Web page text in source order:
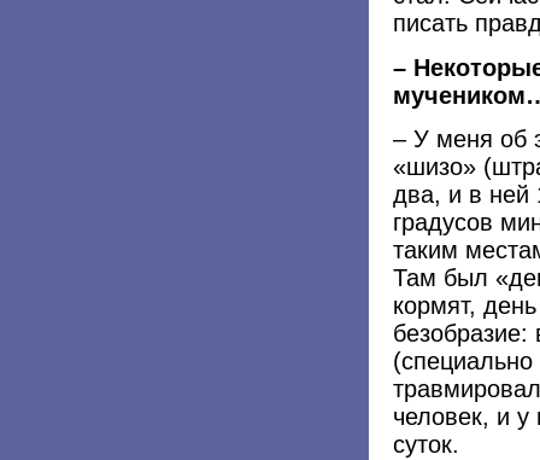
писать
–
– У меня об
«шизо»
два, и в ней
градусов
таким
Там был
кормят,
безобразие:
человек, и
суток.